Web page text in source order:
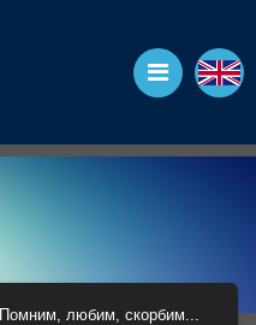
Помним, любим, скорбим...